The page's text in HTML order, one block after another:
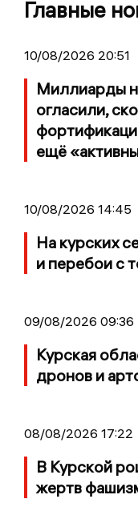
Главные
10/08/2026 20:51
Миллиарды
огласили,
ещё
10/08/2026 14:45
На курских
и перебои с
09/08/2026 09:36
Курская
дронов и
08/08/2026 17:22
В Курской
жертв